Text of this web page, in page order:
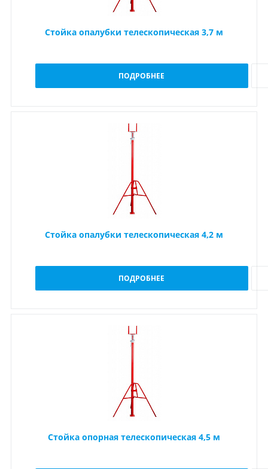
Стойка опалубки телескопическая 3,7 м
ПОДРОБНЕЕ
Стойка опалубки телескопическая 4,2 м
ПОДРОБНЕЕ
Стойка опорная телескопическая 4,5 м